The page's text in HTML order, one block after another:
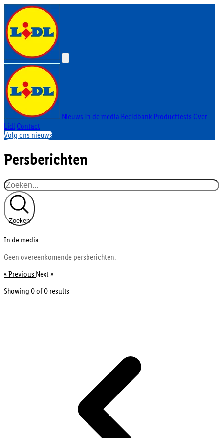
Nieuws In de mediaBeeldbank Producttests Over
Lidl Contact
Volg ons nieuws
Persberichten
Zoeken
--
In de media
Geen overeenkomende persberichten.
« Previous Next »
Showing 0 of0results